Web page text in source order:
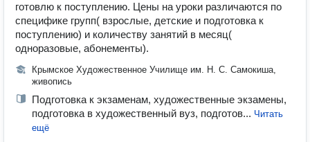
готовлю к поступлению. Цены на уроки различаются по
специфике групп( взрослые, детские и подготовка к
поступлению) и количеству занятий в месяц(
одноразовые, абонементы).
Крымское Художественное Училище им. Н. С. Самокиша,
живопись
Подготовка к экзаменам, художественные экзамены,
подготовка в художественный вуз, подготов... Читать
ещё